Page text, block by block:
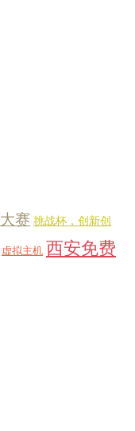
赛 挑战杯，创新创
虚拟主机 西安免费